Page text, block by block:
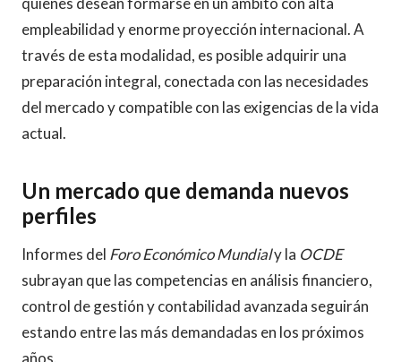
empleabilidad y enorme proyección internacional. A
través de esta modalidad, es posible adquirir una
preparación integral, conectada con las necesidades
del mercado y compatible con las exigencias de la vida
actual.
Un mercado que demanda nuevos
perfiles
Informes del Foro Económico Mundialy la OCDE
subrayan que las competencias en análisis financiero,
control de gestión y contabilidad avanzada seguirán
estando entre las más demandadas en los próximos
años.